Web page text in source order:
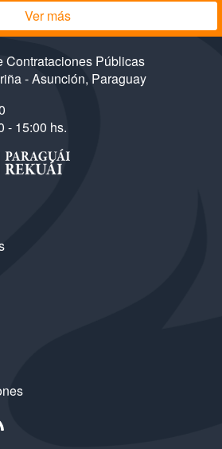
Ver más
Contrataciones Públicas
- Asunción, Paraguay
- 15:00 hs.